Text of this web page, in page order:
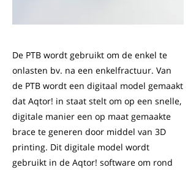
De PTB wordt gebruikt om de enkel te
onlasten bv. na een enkelfractuur. Van
de PTB wordt een digitaal model gemaakt
dat Aqtor! in staat stelt om op een snelle,
digitale manier een op maat gemaakte
brace te generen door middel van 3D
printing. Dit digitale model wordt
gebruikt in de Aqtor! software om rond